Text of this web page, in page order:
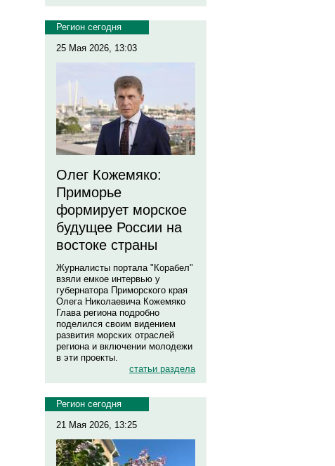
Регион сегодня
25 Мая 2026, 13:03
Олег Кожемяко:
Приморье
формирует морское
будущее России на
востоке страны
Журналисты портала "Корабел"
взяли емкое интервью у
губернатора Приморского края
Олега Николаевича Кожемяко
Глава региона подробно
поделился своим видением
развития морских отраслей
региона и включении молодежи
в эти проекты.
статьи раздела
Регион сегодня
21 Мая 2026, 13:25